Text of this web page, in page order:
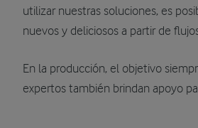
utilizar nuestras soluciones, es
nuevos y deliciosos a partir de
En la producción, el objetivo
expertos también brindan apoyo